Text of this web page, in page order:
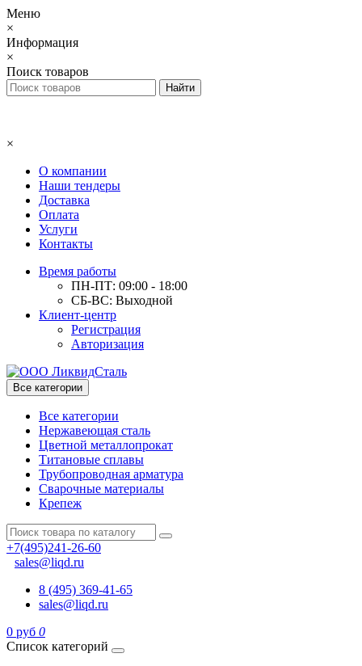
Меню
×
Информация
×
Поиск товаров
×
О компании
Наши тендеры
Доставка
Оплата
Услуги
Контакты
Время работы
ПН-ПТ: 09:00 - 18:00
СБ-ВС: Выходной
Клиент-центр
Регистрация
Авторизация
Все категории
Все категории
Нержавеющая сталь
Цветной металлопрокат
Титановые сплавы
Трубопроводная арматура
Сварочные материалы
Крепеж
+7(495)241-26-60
sales@liqd.ru
8 (495) 369-41-65
sales@liqd.ru
0 руб 0
Список категорий